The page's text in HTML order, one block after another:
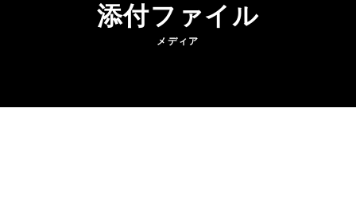
添付ファイル
メディア